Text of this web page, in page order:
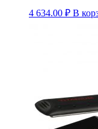
4 634.00 ₽ В